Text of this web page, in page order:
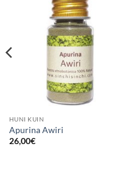
HUNI KUIN
Apurina Awiri
26,00€